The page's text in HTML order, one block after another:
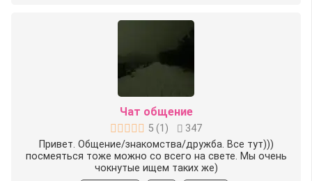
Чат общение
5 (1 )
347
Привет. Общение/знакомства/дружба. Все тут)))
посмеяться тоже можно со всего на свете. Мы очень
чокнутые ищем таких же)